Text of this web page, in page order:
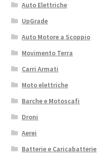
Auto Elettriche
UpGrade
Auto Motore a Scoppio
Movimento Terra
Carri Armati
Moto elettriche
Barche e Motoscafi
Droni
Aerei
Batterie e Caricabatterie